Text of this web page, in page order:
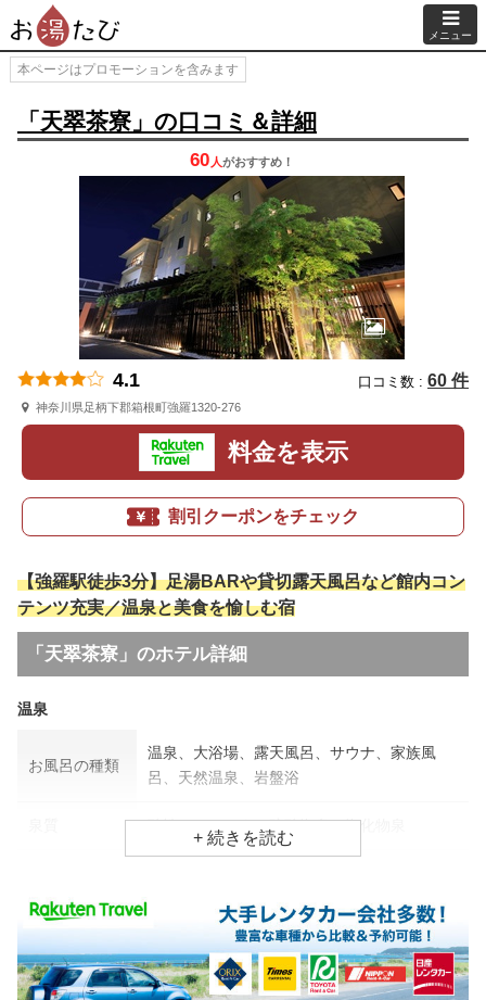
メニュー
本ページはプロモーションを含みます
「天翠茶寮」の口コミ＆詳細
60 人がおすすめ！
4.1 口コミ数 : 60 件
神奈川県足柄下郡箱根町強羅1320-276
料金を表示
割引クーポンをチェック
【強羅駅徒歩3分】足湯BARや貸切露天風呂など館内コン
テンツ充実／温泉と美食を愉しむ宿
「天翠茶寮」のホテル詳細
温泉
お風呂の種類
温泉、大浴場、露天風呂、サウナ、家族風
呂、天然温泉、岩盤浴
酸性、カルシウム硫酸塩泉、塩化物泉
食事場所
朝食 レストラン